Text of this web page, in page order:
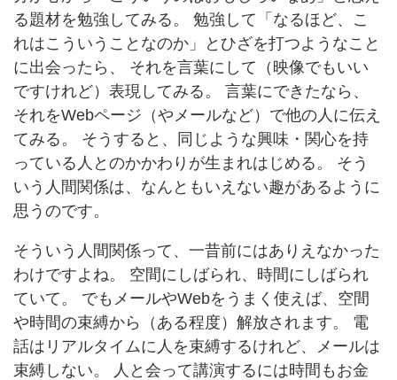
る題材を勉強してみる。 勉強して「なるほど、こ
れはこういうことなのか」とひざを打つようなこと
に出会ったら、 それを言葉にして（映像でもいい
ですけれど）表現してみる。 言葉にできたなら、
それをWebページ（やメールなど）で他の人に伝え
てみる。 そうすると、同じような興味・関心を持
っている人とのかかわりが生まれはじめる。 そう
いう人間関係は、なんともいえない趣があるように
思うのです。
そういう人間関係って、一昔前にはありえなかった
わけですよね。 空間にしばられ、時間にしばられ
ていて。 でもメールやWebをうまく使えば、空間
や時間の束縛から（ある程度）解放されます。 電
話はリアルタイムに人を束縛するけれど、メールは
束縛しない。 人と会って講演するには時間もお金